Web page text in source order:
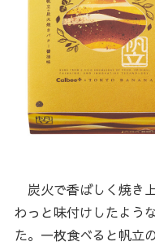
炭火で香ばしく焼き
わっと味付けしたよう
た。一枚食べると帆立